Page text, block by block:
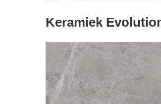
Keramiek